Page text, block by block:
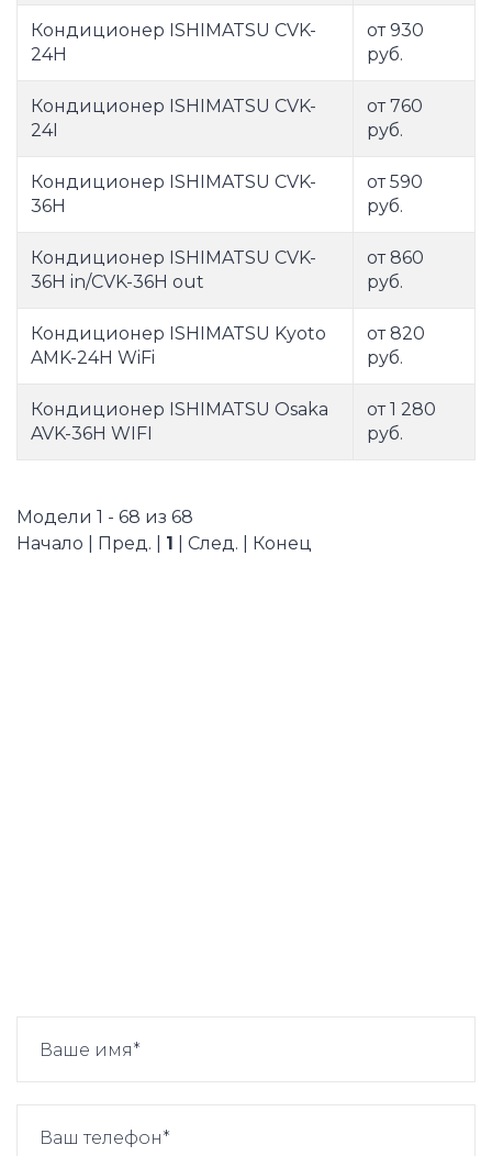
Кондиционер ISHIMATSU CVK-
24H
от 930
руб.
Кондиционер ISHIMATSU CVK-
24I
от 760
руб.
Кондиционер ISHIMATSU CVK-
36H
от 590
руб.
Кондиционер ISHIMATSU CVK-
36H in/CVK-36H out
от 860
руб.
Кондиционер ISHIMATSU Kyoto
AMK-24H WiFi
от 820
руб.
Кондиционер ISHIMATSU Osaka
AVK-36H WIFI
от 1 280
руб.
Модели 1 - 68 из 68
Начало | Пред. | 1 | След. | Конец